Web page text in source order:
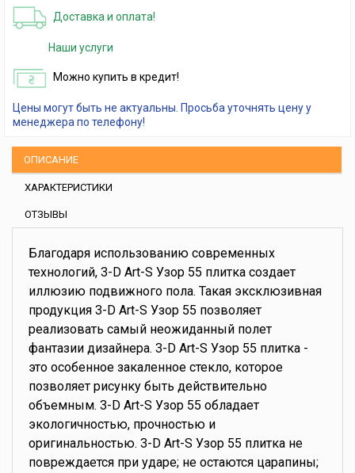
Доставка и оплата!
Наши услуги
Можно купить в кредит!
Цены могут быть не актуальны. Просьба уточнять цену у
менеджера по телефону!
ОПИСАНИЕ
ХАРАКТЕРИСТИКИ
ОТЗЫВЫ
Благодаря использованию современных
технологий, 3-D Art-S Узор 55 плитка создает
иллюзию подвижного пола. Такая эксклюзивная
продукция 3-D Art-S Узор 55 позволяет
реализовать самый неожиданный полет
фантазии дизайнера. 3-D Art-S Узор 55 плитка -
это особенное закаленное стекло, которое
позволяет рисунку быть действительно
объемным. 3-D Art-S Узор 55 обладает
экологичностью, прочностью и
оригинальностью. 3-D Art-S Узор 55 плитка не
повреждается при ударе; не остаются царапины;